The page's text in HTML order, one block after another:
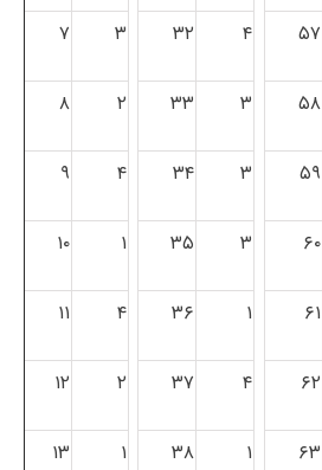
۵۷ ۴ ۳۲ ۳ ۷
۵۸ ۳ ۳۳ ۲ ۸
۵۹ ۳ ۳۴ ۴ ۹
۶۰ ۳ ۳۵ ۱ ۱۰
۶۱ ۱ ۳۶ ۴ ۱۱
۶۲ ۴ ۳۷ ۲ ۱۲
۶۳ ۱ ۳۸ ۱ ۱۳